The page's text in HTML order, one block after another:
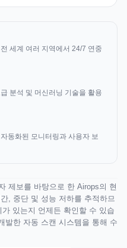
세계 여러 지역에서 24/7 연중
분석 및 머신러닝 기술을 활용
동화된 모니터링과 사용자 보
제보를 바탕으로 한 Airops의 현
, 중단 및 성능 저하를 추적하므
있는지 언제든 확인할 수 있습
발한 자동 스캔 시스템을 통해 수